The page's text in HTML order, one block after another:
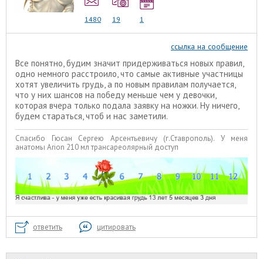
1480 19 1
ссылка на сообщение
Все понятно, будим значит придерживаться новых правил,
одно немного расстроило, что самые активные участницы
хотят увеличить грудь, а по новым правилам получается,
что у них шансов на победу меньше чем у девочки,
которая вчера только подала заявку на ножки. Ну ничего,
будем стараться, чтоб и нас заметили.
Спасибо Гюсан Сергею Арсентьевичу (г.Ставрополь). У меня
анатомы Arion 210 мл трансареолярный доступ
ответить цитировать